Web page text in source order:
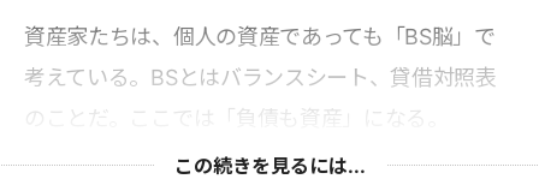
資産家たちは、個人の資産であっても「BS脳」で
考えている。BSとはバランスシート、貸借対照表
のことだ。ここでは「負債も資産」になる。
この続きを見るには...